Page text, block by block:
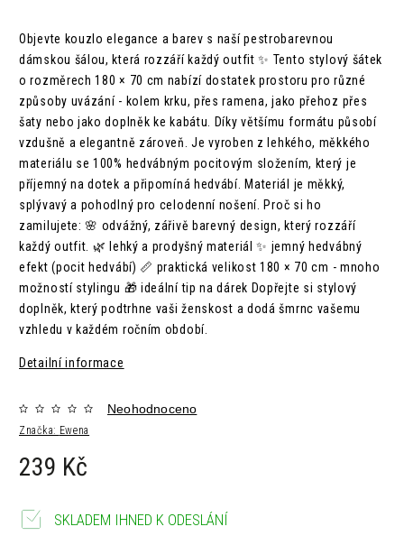
Objevte kouzlo elegance a barev s naší pestrobarevnou
dámskou šálou, která rozzáří každý outfit ✨ Tento stylový šátek
o rozměrech 180 × 70 cm nabízí dostatek prostoru pro různé
způsoby uvázání - kolem krku, přes ramena, jako přehoz přes
šaty nebo jako doplněk ke kabátu. Díky většímu formátu působí
vzdušně a elegantně zároveň. Je vyroben z lehkého, měkkého
materiálu se 100% hedvábným pocitovým složením, který je
příjemný na dotek a připomíná hedvábí. Materiál je měkký,
splývavý a pohodlný pro celodenní nošení. Proč si ho
zamilujete: 🌸 odvážný, zářivě barevný design, který rozzáří
každý outfit. 🌿 lehký a prodyšný materiál ✨ jemný hedvábný
efekt (pocit hedvábí) 📏 praktická velikost 180 × 70 cm - mnoho
možností stylingu 🎁 ideální tip na dárek Dopřejte si stylový
doplněk, který podtrhne vaši ženskost a dodá šmrnc vašemu
vzhledu v každém ročním období.
Detailní informace
Značka: Ewena
Neohodnoceno
239 Kč
SKLADEM IHNED K ODESLÁNÍ